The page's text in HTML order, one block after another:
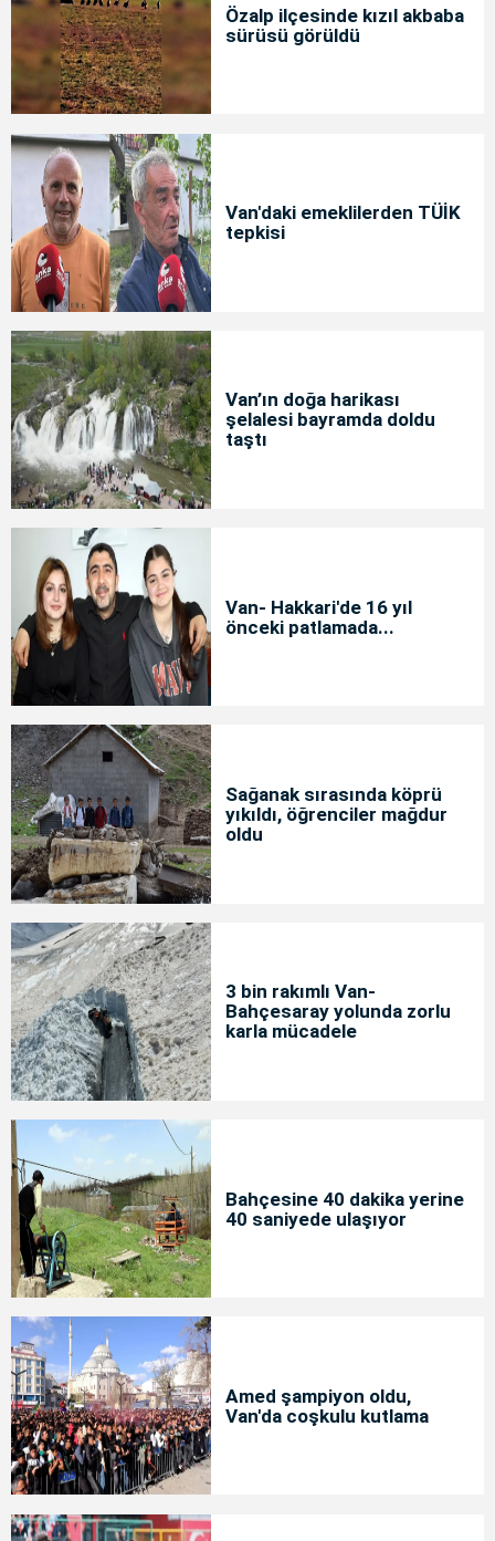
Özalp ilçesinde kızıl akbaba
sürüsü görüldü
Van'daki emeklilerden TÜİK
tepkisi
Van’ın doğa harikası
şelalesi bayramda doldu
taştı
Van- Hakkari'de 16 yıl
önceki patlamada...
Sağanak sırasında köprü
yıkıldı, öğrenciler mağdur
oldu
3 bin rakımlı Van-
Bahçesaray yolunda zorlu
karla mücadele
Bahçesine 40 dakika yerine
40 saniyede ulaşıyor
Amed şampiyon oldu,
Van'da coşkulu kutlama